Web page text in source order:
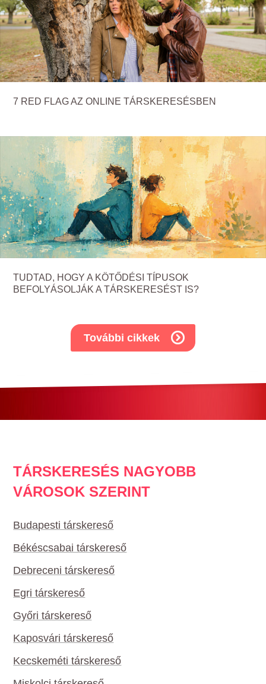
7 RED FLAG AZ ONLINE TÁRSKERESÉSBEN
TUDTAD, HOGY A KÖTŐDÉSI TÍPUSOK
BEFOLYÁSOLJÁK A TÁRSKERESÉST IS?
További cikkek
TÁRSKERESÉS NAGYOBB
VÁROSOK SZERINT
Budapesti társkereső
Békéscsabai társkereső
Debreceni társkereső
Egri társkereső
Győri társkereső
Kaposvári társkereső
Kecskeméti társkereső